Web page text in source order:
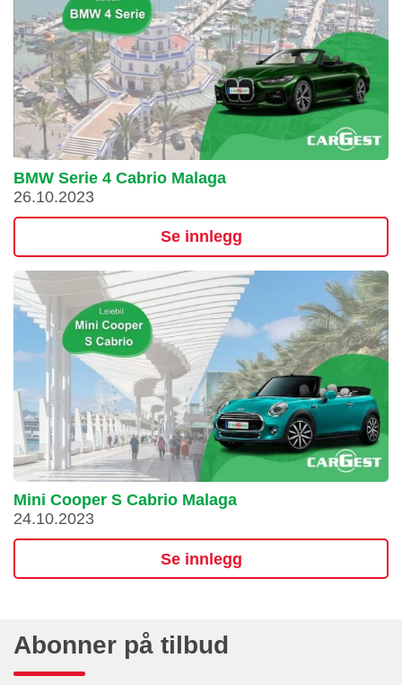
BMW Serie 4 Cabrio Malaga
26.10.2023
Se innlegg
Mini Cooper S Cabrio Malaga
24.10.2023
Se innlegg
Abonner på tilbud